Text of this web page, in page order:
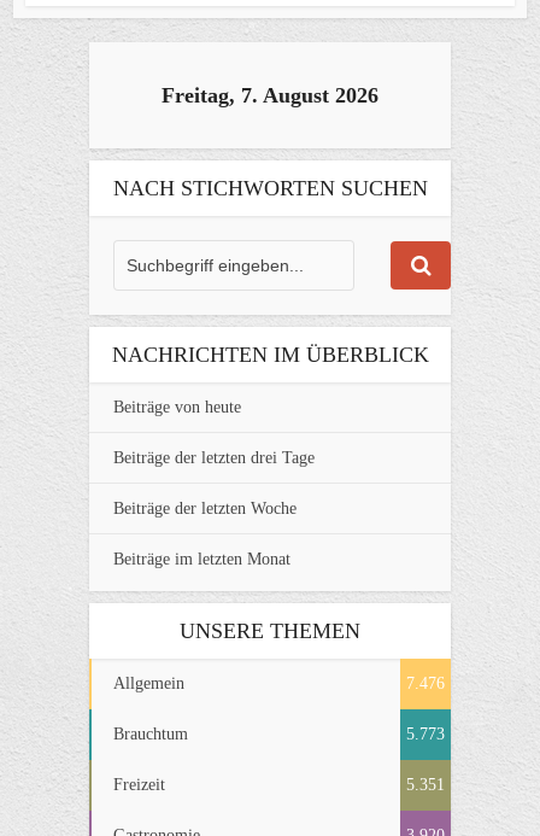
Freitag, 7. August 2026
NACH STICHWORTEN SUCHEN
NACHRICHTEN IM ÜBERBLICK
Beiträge von heute
Beiträge der letzten drei Tage
Beiträge der letzten Woche
Beiträge im letzten Monat
UNSERE THEMEN
Allgemein 7.476
Brauchtum 5.773
Freizeit 5.351